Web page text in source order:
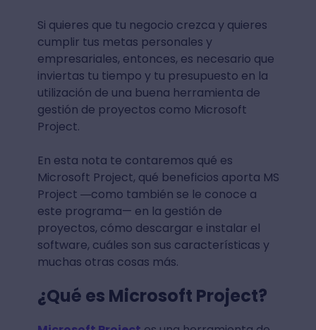
Si quieres que tu negocio crezca y quieres
cumplir tus metas personales y
empresariales, entonces, es necesario que
inviertas tu tiempo y tu presupuesto en la
utilización de una buena herramienta de
gestión de proyectos como Microsoft
Project.
En esta nota te contaremos qué es
Microsoft Project, qué beneficios aporta MS
Project —como también se le conoce a
este programa— en la gestión de
proyectos, cómo descargar e instalar el
software, cuáles son sus características y
muchas otras cosas más.
¿Qué es Microsoft Project?